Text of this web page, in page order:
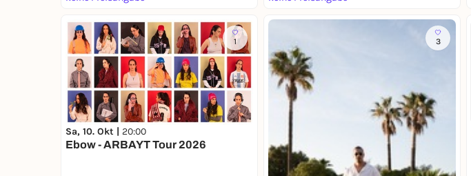
1
Sa, 10. Okt | 20:00
Ebow - ARBAYT Tour 2026
3